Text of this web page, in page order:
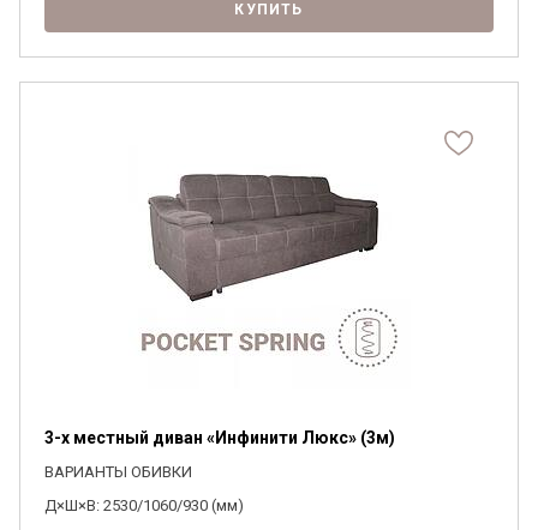
КУПИТЬ
3-х местный диван «Инфинити Люкс» (3м)
ВАРИАНТЫ ОБИВКИ
Д×Ш×В: 2530/1060/930 (мм)